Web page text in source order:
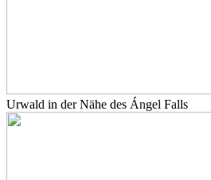
Urwald in der Nähe des Ángel Falls